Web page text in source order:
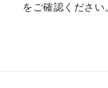
をご確認ください